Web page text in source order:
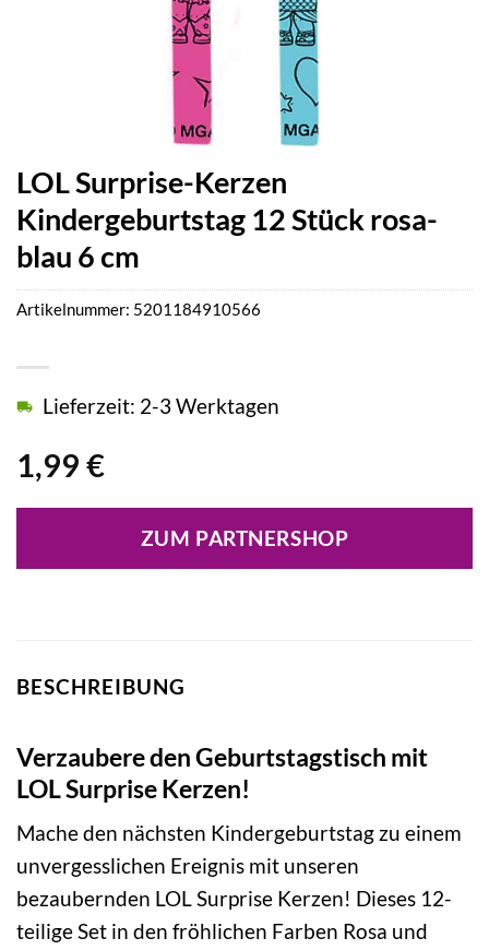
LOL Surprise-Kerzen
Kindergeburtstag 12 Stück rosa-
blau 6 cm
1,99 €
Lieferzeit: 2-3 Werktagen
ZUM PARTNERSHOP
Artikelnummer: 5201184910566
BESCHREIBUNG
Verzaubere den Geburtstagstisch mit
LOL Surprise Kerzen!
Mache den nächsten Kindergeburtstag zu einem
unvergesslichen Ereignis mit unseren
bezaubernden LOL Surprise Kerzen! Dieses 12-
teilige Set in den fröhlichen Farben Rosa und